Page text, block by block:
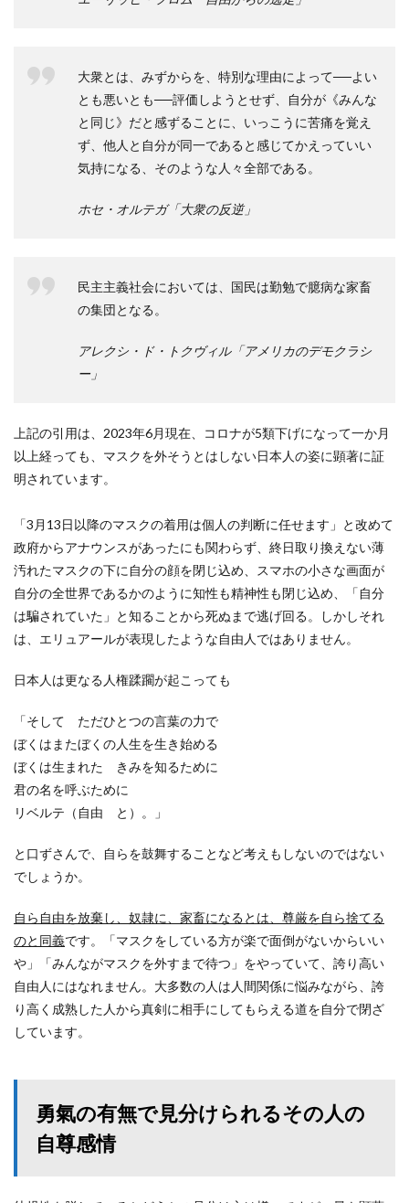
大衆とは、みずからを、特別な理由によって──よい
とも悪いとも──評価しようとせず、自分が《みんな
と同じ》だと感ずることに、いっこうに苦痛を覚え
ず、他人と自分が同一であると感じてかえっていい
気持になる、そのような人々全部である。
ホセ・オルテガ「大衆の反逆」
民主主義社会においては、国民は勤勉で臆病な家畜
の集団となる。
アレクシ・ド・トクヴィル「アメリカのデモクラシ
ー」
上記の引用は、2023年6月現在、コロナが5類下げになって一か月
以上経っても、マスクを外そうとはしない日本人の姿に顕著に証
明されています。
「3月13日以降のマスクの着用は個人の判断に任せます」と改めて
政府からアナウンスがあったにも関わらず、終日取り換えない薄
汚れたマスクの下に自分の顔を閉じ込め、スマホの小さな画面が
自分の全世界であるかのように知性も精神性も閉じ込め、「自分
は騙されていた」と知ることから死ぬまで逃げ回る。しかしそれ
は、エリュアールが表現したような自由人ではありません。
日本人は更なる人権蹂躙が起こっても
「そして ただひとつの言葉の力で
ぼくはまたぼくの人生を生き始める
ぼくは生まれた きみを知るために
君の名を呼ぶために
リベルテ（自由 と）。」
と口ずさんで、自らを鼓舞することなど考えもしないのではない
でしょうか。
自ら自由を放棄し、奴隷に、家畜になるとは、尊厳を自ら捨てる
のと同義です。「マスクをしている方が楽で面倒がないからいい
や」「みんながマスクを外すまで待つ」をやっていて、誇り高い
自由人にはなれません。大多数の人は人間関係に悩みながら、誇
り高く成熟した人から真剣に相手にしてもらえる道を自分で閉ざ
しています。
勇氣の有無で見分けられるその人の
自尊感情